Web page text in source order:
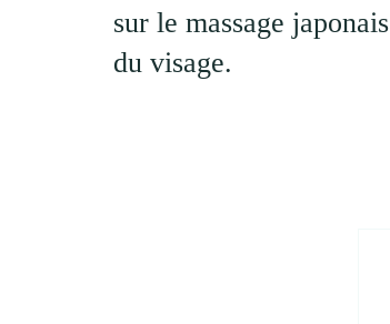
sur le massage japonais
du visage.